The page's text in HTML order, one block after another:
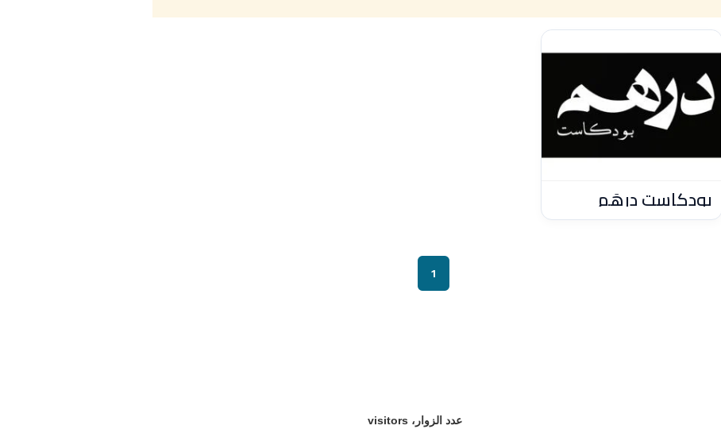
بودكاست دِرهَم
1
عدد الزوار، visitors